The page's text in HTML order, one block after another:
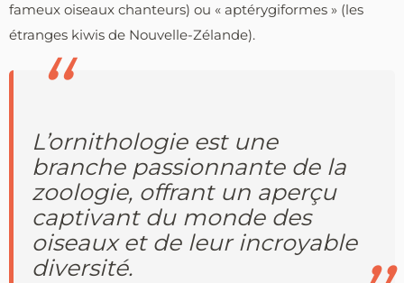
fameux oiseaux chanteurs) ou « aptérygiformes » (les
étranges kiwis de Nouvelle-Zélande).
L’ornithologie est une
branche passionnante de la
zoologie, offrant un aperçu
captivant du monde des
oiseaux et de leur incroyable
diversité.